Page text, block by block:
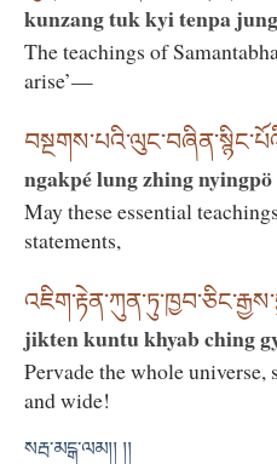
kunzang tuk kyi tenpa
The teachings of
arise’—
ngakpé lung zhing
May these essential
statements,
jikten kuntu khyab ching
Pervade the whole
and wide!
སརྦ་མངྒ་ལམ།། །།